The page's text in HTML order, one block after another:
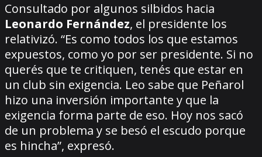
Consultado por algunos silbidos hacia
Leonardo Fernández, el presidente los
relativizó. “Es como todos los que estamos
expuestos, como yo por ser presidente. Si no
querés que te critiquen, tenés que estar en
un club sin exigencia. Leo sabe que Peñarol
hizo una inversión importante y que la
exigencia forma parte de eso. Hoy nos sacó
de un problema y se besó el escudo porque
es hincha”, expresó.